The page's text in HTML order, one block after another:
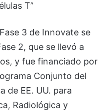
T”
3 de Innovate se
2, que se llevó a
y fue financiado por
Conjunto del
de EE. UU. para
Radiológica y